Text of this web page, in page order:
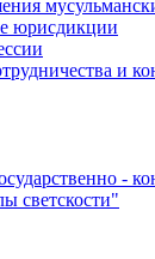
юрисдикции
и
-
светскости"